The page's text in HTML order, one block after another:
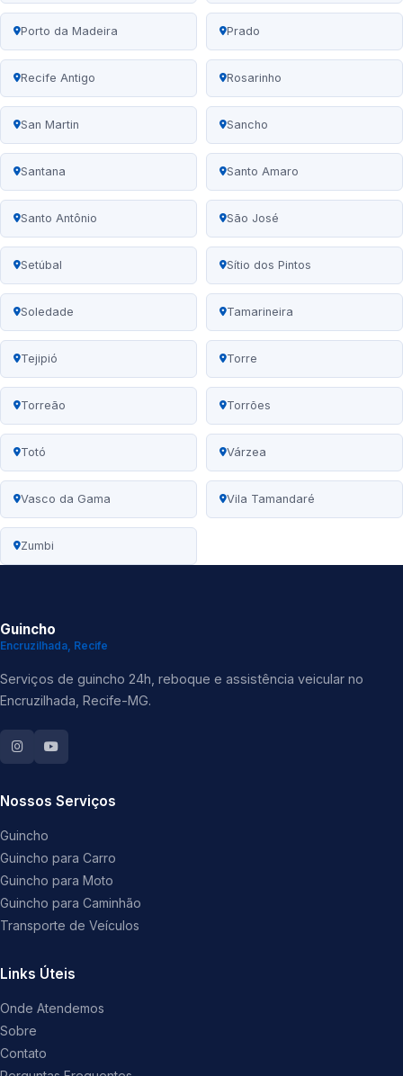
Porto da Madeira Prado
Recife Antigo Rosarinho
San Martin Sancho
Santana Santo Amaro
Santo Antônio São José
Setúbal Sítio dos Pintos
Soledade Tamarineira
Tejipió Torre
Torreão Torrões
Totó Várzea
Vasco da Gama Vila Tamandaré
Zumbi
Guincho
Encruzilhada, Recife
Serviços de guincho 24h, reboque e assistência veicular no
Encruzilhada, Recife-MG.
Nossos Serviços
Guincho
Guincho para Carro
Guincho para Moto
Guincho para Caminhão
Transporte de Veículos
Links Úteis
Onde Atendemos
Sobre
Contato